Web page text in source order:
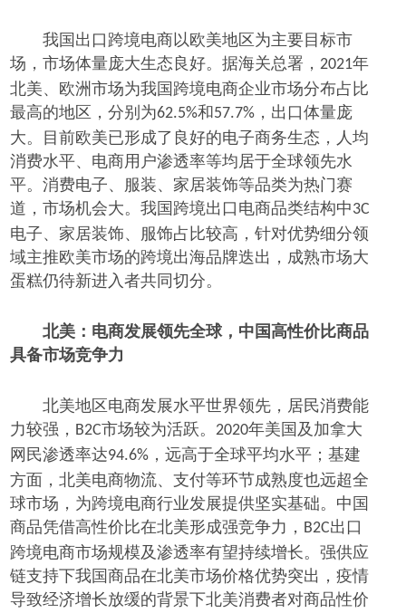
我国出口跨境电商以欧美地区为主要目标市
场，市场体量庞大生态良好。据海关总署，2021年
北美、欧洲市场为我国跨境电商企业市场分布占比
最高的地区，分别为62.5%和57.7% ，出口体量庞
大。目前欧美已形成了良好的电子商务生态，人均
消费水平、电商用户渗透率等均居于全球领先水
平。消费电子、服装、家居装饰等品类为热门赛
道，市场机会大。我国跨境出口电商品类结构中3C
电子、家居装饰、服饰占比较高，针对优势细分领
域主推欧美市场的跨境出海品牌迭出，成熟市场大
蛋糕仍待新进入者共同切分。
北美：电商发展领先全球，中国高性价比商品
具备市场竞争力
北美地区电商发展水平世界领先，居民消费能
力较强， B2C市场较为活跃。2020年美国及加拿大
网民渗透率达94.6% ，远高于全球平均水平；基建
方面，北美电商物流、支付等环节成熟度也远超全
球市场，为跨境电商行业发展提供坚实基础。中国
商品凭借高性价比在北美形成强竞争力， B2C出口
跨境电商市场规模及渗透率有望持续增长。强供应
链支持下我国商品在北美市场价格优势突出，疫情
导致经济增长放缓的背景下北美消费者对商品性价